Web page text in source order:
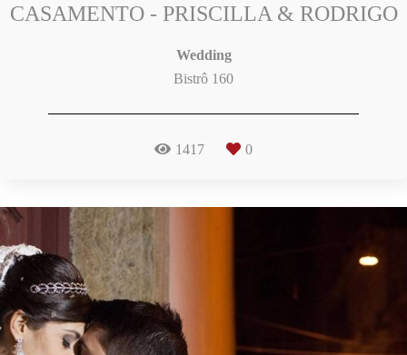
CASAMENTO - PRISCILLA & RODRIGO
Wedding
Bistrô 160
1417 0